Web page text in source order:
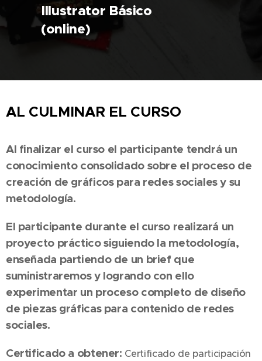
Illustrator Básico
(online)
AL CULMINAR EL CURSO
Al finalizar el curso el participante tendrá un
conocimiento consolidado sobre el proceso de
creación de gráficos para redes sociales y su
metodología.
El participante durante el curso realizará un
proyecto práctico siguiendo la metodología,
enseñada partiendo de un brief que
suministraremos y logrando con ello
experimentar un proceso completo de diseño
de piezas gráficas para contenido de redes
sociales.
Certificado a obtener: Certificado de participación